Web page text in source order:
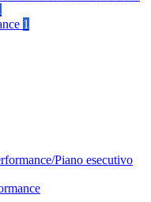
1
Piano esecutivo